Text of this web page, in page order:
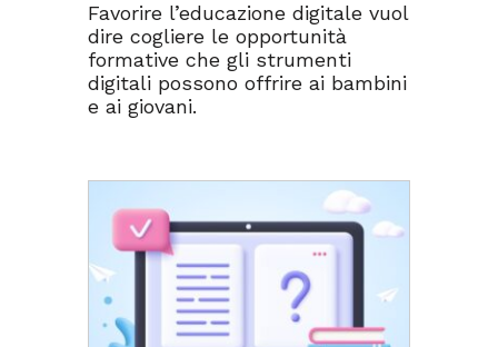
Favorire l’educazione digitale vuol
dire cogliere le opportunità
formative che gli strumenti
digitali possono offrire ai bambini
e ai giovani.